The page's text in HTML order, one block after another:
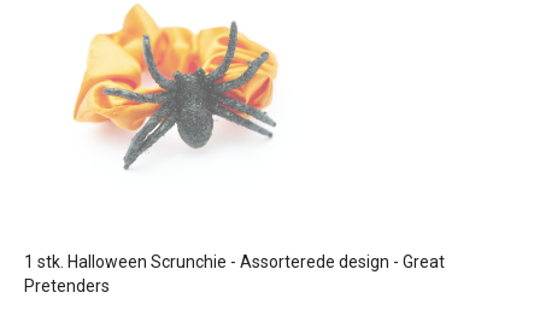
1 stk. Halloween Scrunchie - Assorterede design - Great
Pretenders